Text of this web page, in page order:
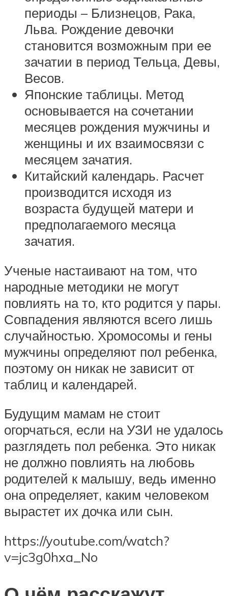
периоды – Близнецов, Рака,
Льва. Рождение девочки
становится возможным при ее
зачатии в период Тельца, Девы,
Весов.
Японские таблицы. Метод
основывается на сочетании
месяцев рождения мужчины и
женщины и их взаимосвязи с
месяцем зачатия.
Китайский календарь. Расчет
производится исходя из
возраста будущей матери и
предполагаемого месяца
зачатия.
Ученые настаивают на том, что
народные методики не могут
повлиять на то, кто родится у пары.
Совпадения являются всего лишь
случайностью. Хромосомы и гены
мужчины определяют пол ребенка,
поэтому он никак не зависит от
таблиц и календарей.
Будущим мамам не стоит
огорчаться, если на УЗИ не удалось
разглядеть пол ребенка. Это никак
не должно повлиять на любовь
родителей к малышу, ведь именно
она определяет, каким человеком
вырастет их дочка или сын.
https://youtube.com/watch?
v=jc3g0hxa_No